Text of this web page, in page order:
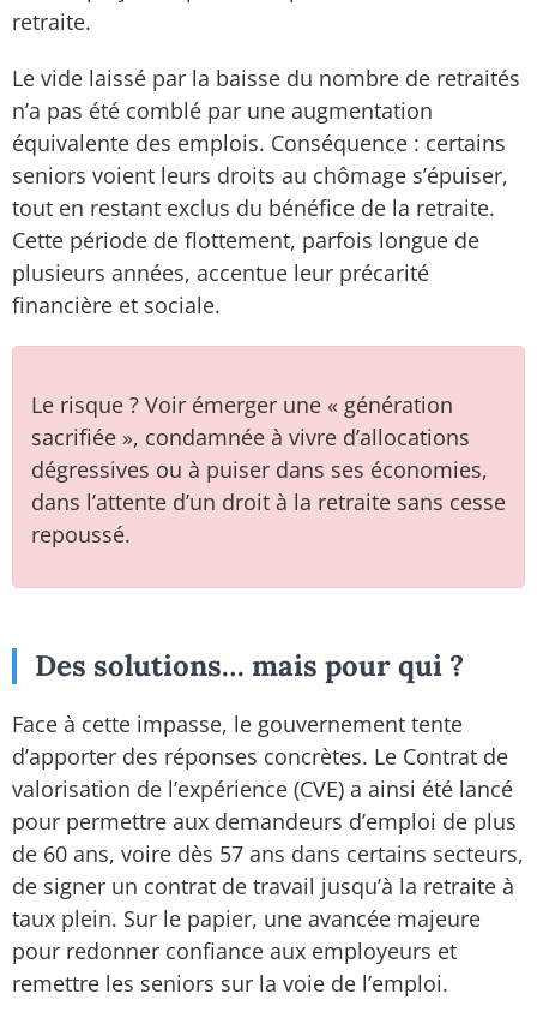
retraite.
Le vide laissé par la baisse du nombre de retraités
n’a pas été comblé par une augmentation
équivalente des emplois. Conséquence : certains
seniors voient leurs droits au chômage s’épuiser,
tout en restant exclus du bénéfice de la retraite.
Cette période de flottement, parfois longue de
plusieurs années, accentue leur précarité
financière et sociale.
Le risque ? Voir émerger une « génération
sacrifiée », condamnée à vivre d’allocations
dégressives ou à puiser dans ses économies,
dans l’attente d’un droit à la retraite sans cesse
repoussé.
Des solutions… mais pour qui ?
Face à cette impasse, le gouvernement tente
d’apporter des réponses concrètes. Le Contrat de
valorisation de l’expérience (CVE) a ainsi été lancé
pour permettre aux demandeurs d’emploi de plus
de 60 ans, voire dès 57 ans dans certains secteurs,
de signer un contrat de travail jusqu’à la retraite à
taux plein. Sur le papier, une avancée majeure
pour redonner confiance aux employeurs et
remettre les seniors sur la voie de l’emploi.